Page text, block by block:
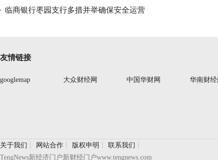
临商银行枣园支行多措并举确保安全运营
友情链接
googlemap 大众财经网 中国华财网 华南财
关于我们 ┊ 网站合作 ┊ 版权申明 ┊ 联系我们 ┊
TengNews新经济门户新财经门户www.tengnews.com